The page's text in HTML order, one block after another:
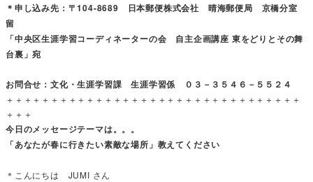
＊申し込み先：〒104-8689 日本郵便株式会社 晴海郵便局 京橋分室
留
「中央区生涯学習コーディネーターの会 自主企画講座 東をどりとその舞
台裏」宛
お問合せ：文化・生涯学習課 生涯学習係 ０３－３５４６－５５２４
＋＋＋＋＋＋＋＋＋＋＋＋＋＋＋＋＋＋＋＋＋＋＋＋＋＋＋＋＋＋＋＋＋
＋＋＋
今日のメッセージテーマは。。。
「あなたが春に行きたい素敵な場所」教えてください
＊こんにちは JUMI さん